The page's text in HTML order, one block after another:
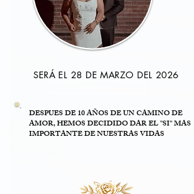
SERÁ EL 28 DE MARZO DEL 2026
DESPUES DE 10 AÑOS DE UN CAMINO DE
AMOR, HEMOS DECIDIDO DAR EL "SI" MAS
IMPORTANTE DE NUESTRAS VIDAS